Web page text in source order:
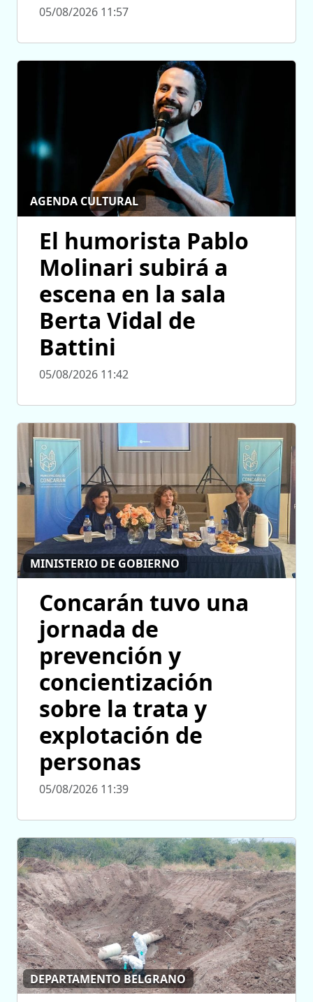
05/08/2026 11:57
AGENDA CULTURAL
El humorista Pablo
Molinari subirá a
escena en la sala
Berta Vidal de
Battini
05/08/2026 11:42
MINISTERIO DE GOBIERNO
Concarán tuvo una
jornada de
prevención y
concientización
sobre la trata y
explotación de
personas
05/08/2026 11:39
DEPARTAMENTO BELGRANO